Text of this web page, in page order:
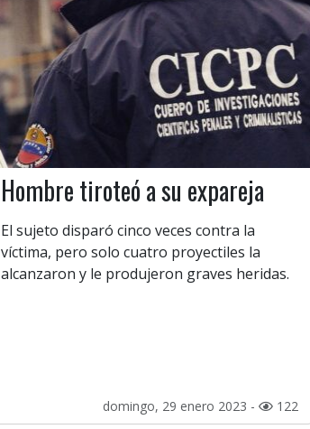
Hombre tiroteó a su expareja
El sujeto disparó cinco veces contra la
víctima, pero solo cuatro proyectiles la
alcanzaron y le produjeron graves heridas.
domingo, 29 enero 2023 - 122